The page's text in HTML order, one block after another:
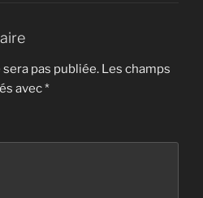
pas publiée. Les champs
avec*